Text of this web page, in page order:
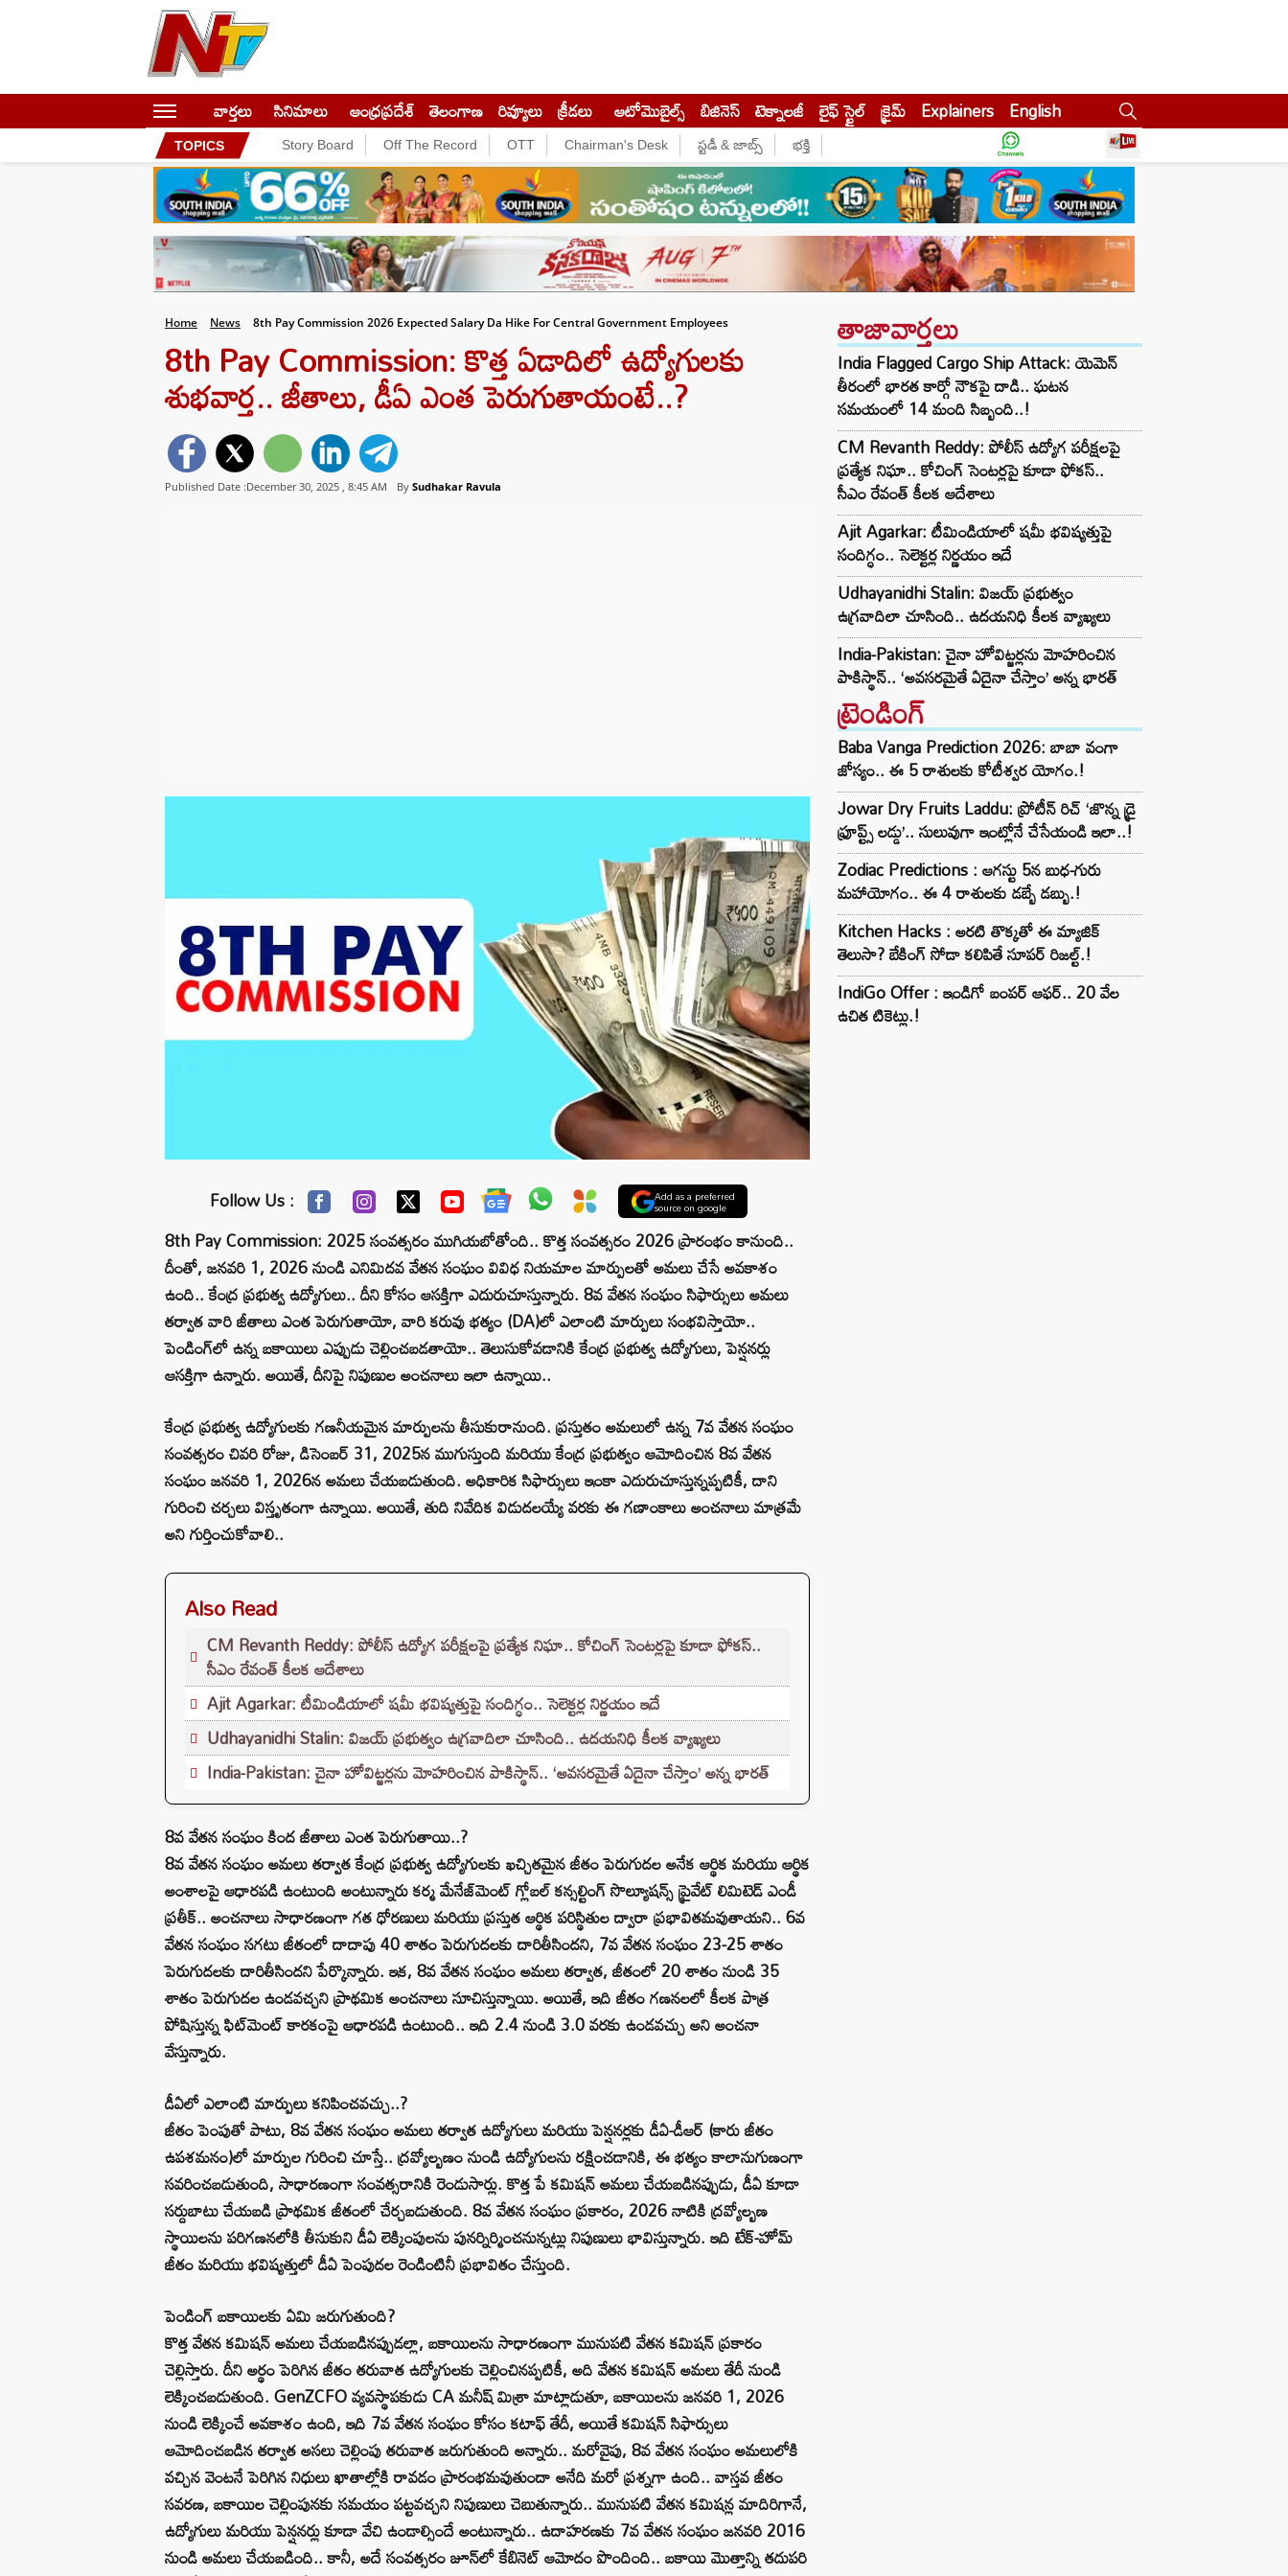
వార్తలు సినిమాలు ఆంధ్రప్రదేశ్ తెలంగాణ రివ్యూలు క్రీడలు ఆటోమొబైల్స్ బిజినెస్‌ టెక్నాలజీ లైఫ్ స్టైల్ క్రైమ్ Explainers English
TOPICS Story Board Off The Record OTT Chairman's Desk స్టడీ & జాబ్స్ భక్తి
Home News 8th Pay Commission 2026 Expected Salary Da Hike For Central Government Employees
8th Pay Commission: కొత్త ఏడాదిలో ఉద్యోగులకు
శుభవార్త.. జీతాలు, డీఏ ఎంత పెరుగుతాయంటే..?
Published Date :December 30, 2025 , 8:45 AM By Sudhakar Ravula
Follow Us : Add as a preferred
source on google
8th Pay Commission: 2025 సంవత్సరం ముగియబోతోంది.. కొత్త సంవత్సరం 2026 ప్రారంభం కానుంది..
దీంతో, జనవరి 1, 2026 నుండి ఎనిమిదవ వేతన సంఘం వివిధ నియమాల మార్పులతో అమలు చేసే అవకాశం
ఉంది.. కేంద్ర ప్రభుత్వ ఉద్యోగులు.. దీని కోసం ఆసక్తిగా ఎదురుచూస్తున్నారు. 8వ వేతన సంఘం సిఫార్సులు అమలు
తర్వాత వారి జీతాలు ఎంత పెరుగుతాయో, వారి కరువు భత్యం (DA)లో ఎలాంటి మార్పులు సంభవిస్తాయో..
పెండింగ్‌లో ఉన్న బకాయిలు ఎప్పుడు చెల్లించబడతాయో.. తెలుసుకోవడానికి కేంద్ర ప్రభుత్వ ఉద్యోగులు, పెన్షనర్లు
ఆసక్తిగా ఉన్నారు. అయితే, దీనిపై నిపుణుల అంచనాలు ఇలా ఉన్నాయి..
కేంద్ర ప్రభుత్వ ఉద్యోగులకు గణనీయమైన మార్పులను తీసుకురానుంది. ప్రస్తుతం అమలులో ఉన్న 7వ వేతన సంఘం
సంవత్సరం చివరి రోజు, డిసెంబర్ 31, 2025న ముగుస్తుంది మరియు కేంద్ర ప్రభుత్వం ఆమోదించిన 8వ వేతన
సంఘం జనవరి 1, 2026న అమలు చేయబడుతుంది. అధికారిక సిఫార్సులు ఇంకా ఎదురుచూస్తున్నప్పటికీ, దాని
గురించి చర్చలు విస్తృతంగా ఉన్నాయి. అయితే, తుది నివేదిక విడుదలయ్యే వరకు ఈ గణాంకాలు అంచనాలు మాత్రమే
అని గుర్తించుకోవాలి..
Also Read
CM Revanth Reddy: పోలీస్ ఉద్యోగ పరీక్షలపై ప్రత్యేక నిఘా.. కోచింగ్ సెంటర్లపై కూడా ఫోకస్..
సీఎం రేవంత్ కీలక ఆదేశాలు
Ajit Agarkar: టీమిండియాలో షమీ భవిష్యత్తుపై సందిగ్ధం.. సెలెక్టర్ల నిర్ణయం ఇదే
Udhayanidhi Stalin: విజయ్ ప్రభుత్వం ఉగ్రవాదిలా చూసింది.. ఉదయనిధి కీలక వ్యాఖ్యలు
India-Pakistan: చైనా హోవిట్జర్లను మోహరించిన పాకిస్థాన్.. ‘అవసరమైతే ఏదైనా చేస్తాం’ అన్న భారత్
8వ వేతన సంఘం కింద జీతాలు ఎంత పెరుగుతాయి..?
8వ వేతన సంఘం అమలు తర్వాత కేంద్ర ప్రభుత్వ ఉద్యోగులకు ఖచ్చితమైన జీతం పెరుగుదల అనేక ఆర్థిక మరియు ఆర్థిక
అంశాలపై ఆధారపడి ఉంటుంది అంటున్నారు కర్మ మేనేజ్‌మెంట్ గ్లోబల్ కన్సల్టింగ్ సొల్యూషన్స్ ప్రైవేట్ లిమిటెడ్ ఎండీ
ప్రతీక్.. అంచనాలు సాధారణంగా గత ధోరణులు మరియు ప్రస్తుత ఆర్థిక పరిస్థితుల ద్వారా ప్రభావితమవుతాయని.. 6వ
వేతన సంఘం సగటు జీతంలో దాదాపు 40 శాతం పెరుగుదలకు దారితీసిందని, 7వ వేతన సంఘం 23-25 శాతం
పెరుగుదలకు దారితీసిందని పేర్కొన్నారు. ఇక, 8వ వేతన సంఘం అమలు తర్వాత, జీతంలో 20 శాతం నుండి 35
శాతం పెరుగుదల ఉండవచ్చని ప్రాథమిక అంచనాలు సూచిస్తున్నాయి. అయితే, ఇది జీతం గణనలలో కీలక పాత్ర
పోషిస్తున్న ఫిట్‌మెంట్ కారకంపై ఆధారపడి ఉంటుంది.. ఇది 2.4 నుండి 3.0 వరకు ఉండవచ్చు అని అంచనా
వేస్తున్నారు.
డీఏలో ఎలాంటి మార్పులు కనిపించవచ్చు..?
జీతం పెంపుతో పాటు, 8వ వేతన సంఘం అమలు తర్వాత ఉద్యోగులు మరియు పెన్షనర్లకు డీఏ-డీఆర్ (కారు జీతం
ఉపశమనం)లో మార్పుల గురించి చూస్తే.. ద్రవ్యోల్బణం నుండి ఉద్యోగులను రక్షించడానికి, ఈ భత్యం కాలానుగుణంగా
సవరించబడుతుంది, సాధారణంగా సంవత్సరానికి రెండుసార్లు. కొత్త పే కమిషన్ అమలు చేయబడినప్పుడు, డీఏ కూడా
సర్దుబాటు చేయబడి ప్రాథమిక జీతంలో చేర్చబడుతుంది. 8వ వేతన సంఘం ప్రకారం, 2026 నాటికి ద్రవ్యోల్బణ
స్థాయిలను పరిగణనలోకి తీసుకుని డీఏ లెక్కింపులను పునర్నిర్మించనున్నట్లు నిపుణులు భావిస్తున్నారు. ఇది టేక్-హోమ్
జీతం మరియు భవిష్యత్తులో డీఏ పెంపుదల రెండింటినీ ప్రభావితం చేస్తుంది.
పెండింగ్ బకాయిలకు ఏమి జరుగుతుంది?
కొత్త వేతన కమిషన్ అమలు చేయబడినప్పుడల్లా, బకాయిలను సాధారణంగా మునుపటి వేతన కమిషన్ ప్రకారం
చెల్లిస్తారు. దీని అర్థం పెరిగిన జీతం తరువాత ఉద్యోగులకు చెల్లించినప్పటికీ, అది వేతన కమిషన్ అమలు తేదీ నుండి
లెక్కించబడుతుంది. GenZCFO వ్యవస్థాపకుడు CA మనీష్ మిశ్రా మాట్లాడుతూ, బకాయిలను జనవరి 1, 2026
నుండి లెక్కించే అవకాశం ఉంది, ఇది 7వ వేతన సంఘం కోసం కటాఫ్ తేదీ, అయితే కమిషన్ సిఫార్సులు
ఆమోదించబడిన తర్వాత అసలు చెల్లింపు తరువాత జరుగుతుంది అన్నారు.. మరోవైపు, 8వ వేతన సంఘం అమలులోకి
వచ్చిన వెంటనే పెరిగిన నిధులు ఖాతాల్లోకి రావడం ప్రారంభమవుతుందా అనేది మరో ప్రశ్నగా ఉంది.. వాస్తవ జీతం
సవరణ, బకాయిల చెల్లింపునకు సమయం పట్టవచ్చని నిపుణులు చెబుతున్నారు.. మునుపటి వేతన కమిషన్ల మాదిరిగానే,
ఉద్యోగులు మరియు పెన్షనర్లు కూడా వేచి ఉండాల్సిందే అంటున్నారు.. ఉదాహరణకు 7వ వేతన సంఘం జనవరి 2016
నుండి అమలు చేయబడింది.. కానీ, అదే సంవత్సరం జూన్‌లో కేబినెట్ ఆమోదం పొందింది.. బకాయి మొత్తాన్ని తదుపరి
తాజావార్తలు
India Flagged Cargo Ship Attack: యెమెన్
తీరంలో భారత కార్గో నౌకపై దాడి.. ఘటన
సమయంలో 14 మంది సిబ్బంది..!
CM Revanth Reddy: పోలీస్ ఉద్యోగ పరీక్షలపై
ప్రత్యేక నిఘా.. కోచింగ్ సెంటర్లపై కూడా ఫోకస్..
సీఎం రేవంత్ కీలక ఆదేశాలు
Ajit Agarkar: టీమిండియాలో షమీ భవిష్యత్తుపై
సందిగ్ధం.. సెలెక్టర్ల నిర్ణయం ఇదే
Udhayanidhi Stalin: విజయ్ ప్రభుత్వం
ఉగ్రవాదిలా చూసింది.. ఉదయనిధి కీలక వ్యాఖ్యలు
India-Pakistan: చైనా హోవిట్జర్లను మోహరించిన
పాకిస్థాన్.. ‘అవసరమైతే ఏదైనా చేస్తాం’ అన్న భారత్
ట్రెండింగ్‌
Baba Vanga Prediction 2026: బాబా వంగా
జోస్యం.. ఈ 5 రాశులకు కోటీశ్వర యోగం.!
Jowar Dry Fruits Laddu: ప్రోటీన్ రిచ్ ‘జొన్న డ్రై
ఫ్రూప్ట్స్ లడ్డు’.. సులువుగా ఇంట్లోనే చేసేయండి ఇలా..!
Zodiac Predictions : ఆగస్టు 5న బుధ-గురు
మహాయోగం.. ఈ 4 రాశులకు డబ్బే డబ్బు.!
Kitchen Hacks : అరటి తొక్కతో ఈ మ్యాజిక్
తెలుసా? బేకింగ్ సోడా కలిపితే సూపర్ రిజల్ట్.!
IndiGo Offer : ఇండిగో బంపర్ ఆఫర్.. 20 వేల
ఉచిత టికెట్లు.!